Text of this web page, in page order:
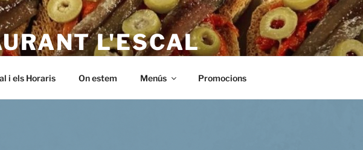
L'ESCAL
i els Horaris On estem Menús Promocions